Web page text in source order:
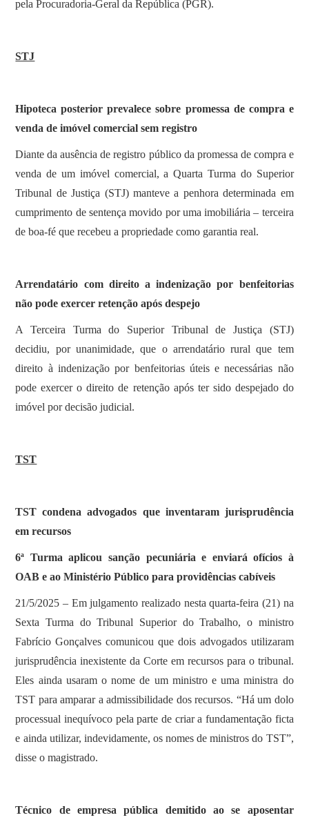
pela Procuradoria-Geral da República (PGR).
STJ
Hipoteca posterior prevalece sobre promessa de compra e
venda de imóvel comercial sem registro
​Diante da ausência de registro público da promessa de compra e
venda de um imóvel comercial, a Quarta Turma do Superior
Tribunal de Justiça (STJ) manteve a penhora determinada em
cumprimento de sentença movido por uma imobiliária – terceira
de boa-fé que recebeu a propriedade como garantia real.
Arrendatário com direito a indenização por benfeitorias
não pode exercer retenção após despejo
​A Terceira Turma do Superior Tribunal de Justiça (STJ)
decidiu, por unanimidade, que o arrendatário rural que tem
direito à indenização por benfeitorias úteis e necessárias não
pode exercer o direito de retenção após ter sido despejado do
imóvel por decisão judicial.
TST
TST condena advogados que inventaram jurisprudência
em recursos
6ª Turma aplicou sanção pecuniária e enviará ofícios à
OAB e ao Ministério Público para providências cabíveis
21/5/2025 – Em julgamento realizado nesta quarta-feira (21) na
Sexta Turma do Tribunal Superior do Trabalho, o ministro
Fabrício Gonçalves comunicou que dois advogados utilizaram
jurisprudência inexistente da Corte em recursos para o tribunal.
Eles ainda usaram o nome de um ministro e uma ministra do
TST para amparar a admissibilidade dos recursos. “Há um dolo
processual inequívoco pela parte de criar a fundamentação ficta
e ainda utilizar, indevidamente, os nomes de ministros do TST”,
disse o magistrado.
Técnico de empresa pública demitido ao se aposentar